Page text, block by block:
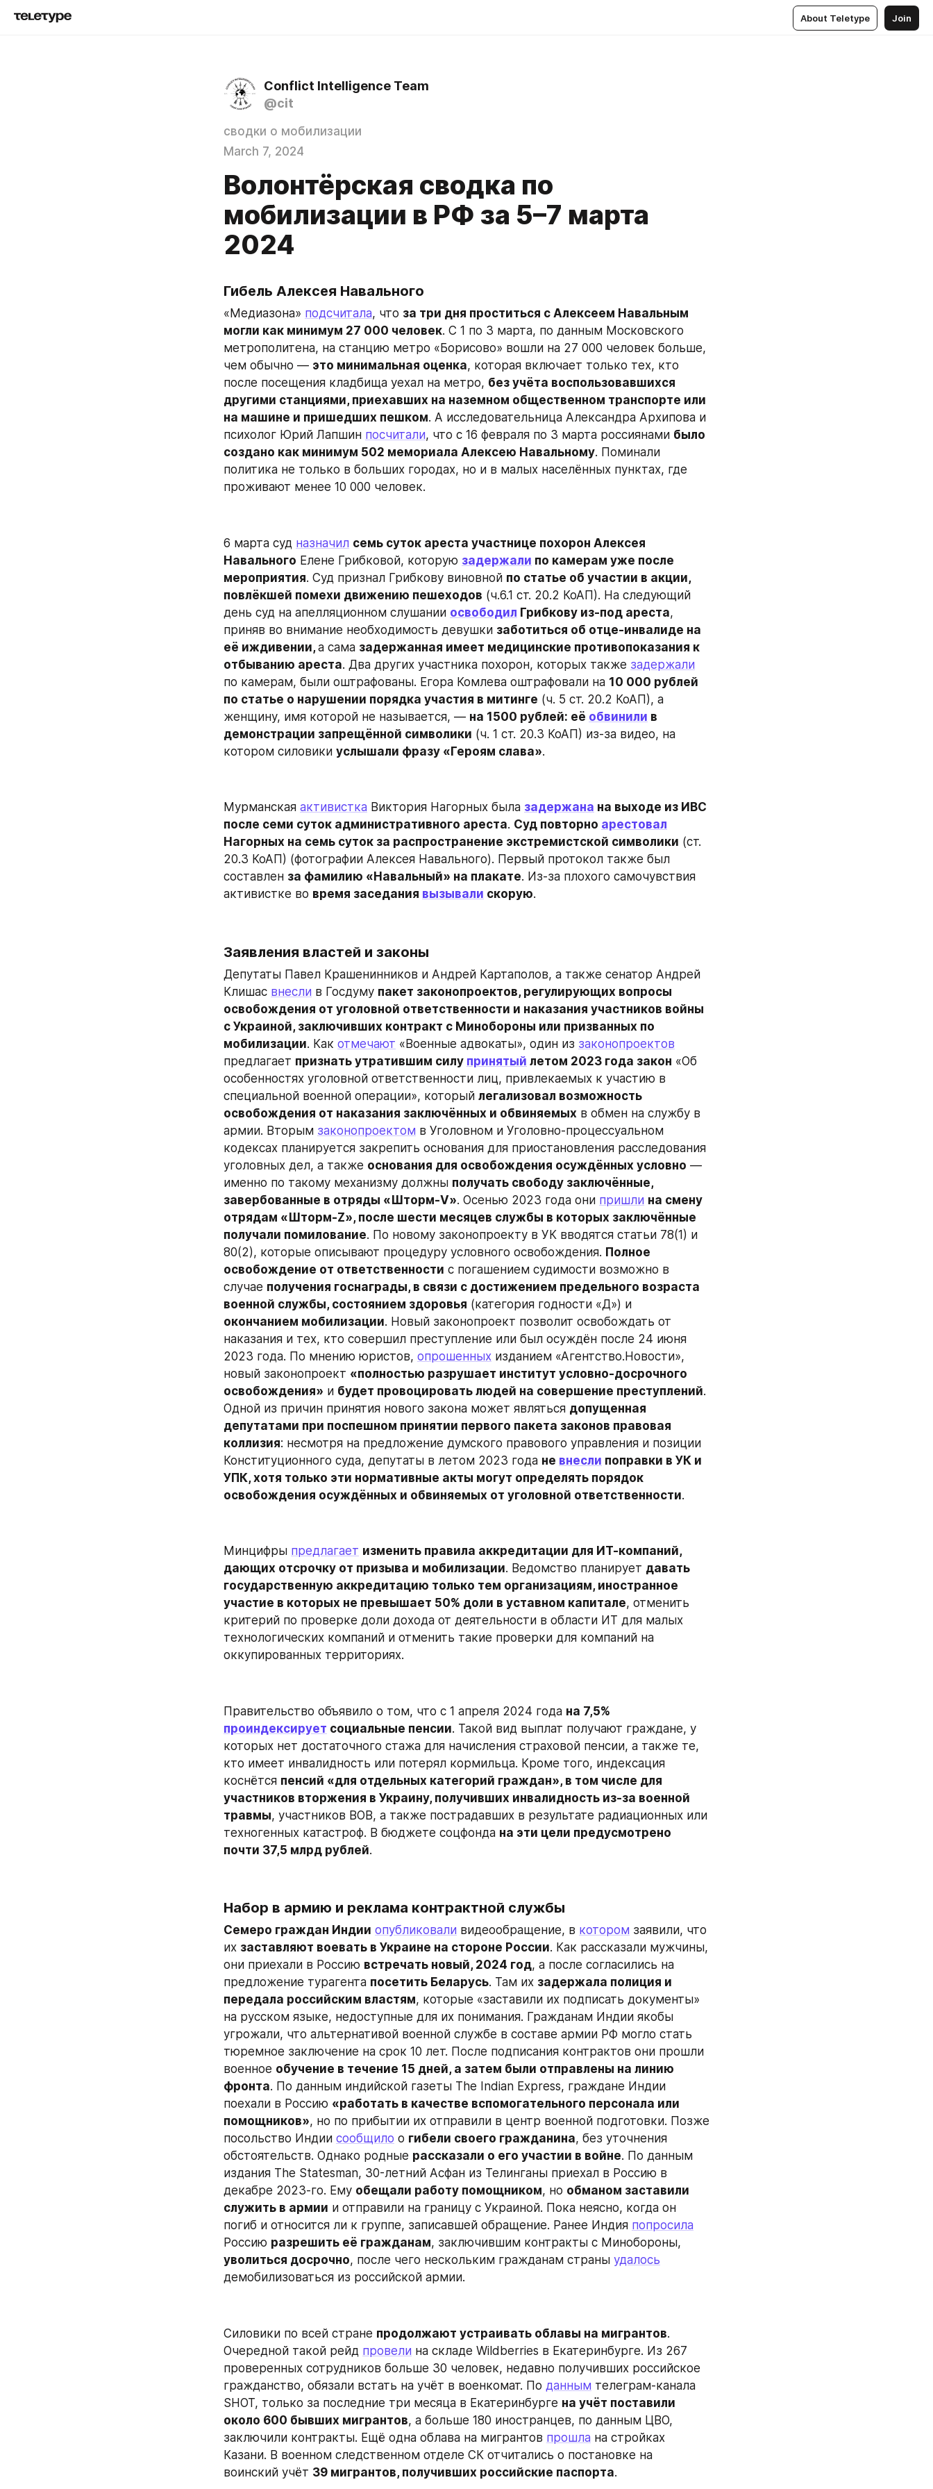
About Teletype Join
Conflict Intelligence Team
@cit
сводки о мобилизации
March 7, 2024
Волонтёрская сводка по
мобилизации в РФ за 5–7 марта
2024
Гибель Алексея Навального
«Медиазона» подсчитала, что за три дня проститься с Алексеем Навальным
могли как минимум 27 000 человек. С 1 по 3 марта, по данным Московского
метрополитена, на станцию метро «Борисово» вошли на 27 000 человек больше,
чем обычно — это минимальная оценка, которая включает только тех, кто
после посещения кладбища уехал на метро, без учёта воспользовавшихся
другими станциями, приехавших на наземном общественном транспорте или
на машине и пришедших пешком. А исследовательница Александра Архипова и
психолог Юрий Лапшин посчитали, что с 16 февраля по 3 марта россиянами было
создано как минимум 502 мемориала Алексею Навальному. Поминали
политика не только в больших городах, но и в малых населённых пунктах, где
проживают менее 10 000 человек.
6 марта суд назначил семь суток ареста участнице похорон Алексея
Навального Елене Грибковой, которую задержали по камерам уже после
мероприятия. Суд признал Грибкову виновной по статье об участии в акции,
повлёкшей помехи движению пешеходов (ч.6.1 ст. 20.2 КоАП). На следующий
день суд на апелляционном слушании освободил Грибкову из-под ареста,
приняв во внимание необходимость девушки заботиться об отце-инвалиде на
её иждивении, а сама задержанная имеет медицинские противопоказания к
отбыванию ареста. Два других участника похорон, которых также задержали
по камерам, были оштрафованы. Егора Комлева оштрафовали на 10 000 рублей
по статье о нарушении порядка участия в митинге (ч. 5 ст. 20.2 КоАП), а
женщину, имя которой не называется, — на 1500 рублей: её обвинили в
демонстрации запрещённой символики (ч. 1 ст. 20.3 КоАП) из-за видео, на
котором силовики услышали фразу «Героям слава».
Мурманская активистка Виктория Нагорных была задержана на выходе из ИВС
после семи суток административного ареста. Суд повторно арестовал
Нагорных на семь суток за распространение экстремистской символики (ст.
20.3 КоАП) (фотографии Алексея Навального). Первый протокол также был
составлен за фамилию «Навальный» на плакате. Из-за плохого самочувствия
активистке во время заседания вызывали скорую.
Заявления властей и законы
Депутаты Павел Крашенинников и Андрей Картаполов, а также сенатор Андрей
Клишас внесли в Госдуму пакет законопроектов, регулирующих вопросы
освобождения от уголовной ответственности и наказания участников войны
с Украиной, заключивших контракт с Минобороны или призванных по
мобилизации. Как отмечают «Военные адвокаты», один из законопроектов
предлагает признать утратившим силу принятый летом 2023 года закон «Об
особенностях уголовной ответственности лиц, привлекаемых к участию в
специальной военной операции», который легализовал возможность
освобождения от наказания заключённых и обвиняемых в обмен на службу в
армии. Вторым законопроектом в Уголовном и Уголовно-процессуальном
кодексах планируется закрепить основания для приостановления расследования
уголовных дел, а также основания для освобождения осуждённых условно —
именно по такому механизму должны получать свободу заключённые,
завербованные в отряды «Шторм-V». Осенью 2023 года они пришли на смену
отрядам «Шторм-Z», после шести месяцев службы в которых заключённые
получали помилование. По новому законопроекту в УК вводятся статьи 78(1) и
80(2), которые описывают процедуру условного освобождения. Полное
освобождение от ответственности с погашением судимости возможно в
случае получения госнаграды, в связи с достижением предельного возраста
военной службы, состоянием здоровья
окончанием мобилизации. Новый законопроект позволит освобождать от
наказания и тех, кто совершил преступление или был осуждён после 24 июня
2023 года. По мнению юристов, опрошенных изданием «Агентство.Новости»,
новый законопроект «полностью разрушает институт условно-досрочного
освобождения» и будет провоцировать людей на совершение преступлений.
Одной из причин принятия нового закона может являться допущенная
депутатами при поспешном принятии первого пакета законов правовая
коллизия: несмотря на предложение думского правового управления и позиции
Конституционного суда, депутаты в летом 2023 года не внесли поправки в УК и
УПК, хотя только эти нормативные акты могут определять порядок
освобождения осуждённых и обвиняемых от уголовной ответственности.
Минцифры предлагает изменить правила аккредитации для ИТ-компаний,
дающих отсрочку от призыва и мобилизации. Ведомство планирует давать
государственную аккредитацию только тем организациям, иностранное
участие в которых не превышает 50% доли в уставном капитале, отменить
критерий по проверке доли дохода от деятельности в области ИТ для малых
технологических компаний и отменить такие проверки для компаний на
оккупированных территориях.
Правительство объявило о том, что с 1 апреля 2024 года
проиндексирует социальные пенсии. Такой вид выплат получают граждане, у
которых нет достаточного стажа для начисления страховой пенсии, а также те,
кто имеет инвалидность или потерял кормильца. Кроме того, индексация
коснётся пенсий «для отдельных категорий граждан», в том числе для
участников вторжения в Украину, получивших инвалидность из-за военной
травмы, участников ВОВ, а также пострадавших в результате радиационных или
техногенных катастроф. В бюджете соцфонда на эти цели предусмотрено
почти 37,5 млрд рублей.
Набор в армию и реклама контрактной службы
Семеро граждан Индии опубликовали видеообращение, в котором заявили, что
их заставляют воевать в Украине на стороне России. Как рассказали мужчины,
они приехали в Россию встречать новый, 2024 год, а после согласились на
предложение турагента посетить Беларусь. Там их задержала полиция и
передала российским властям, которые «заставили их подписать документы»
на русском языке, недоступные для их понимания. Гражданам Индии якобы
угрожали, что альтернативой военной службе в составе армии РФ могло стать
тюремное заключение на срок 10 лет. После подписания контрактов они прошли
военное обучение в течение 15 дней, а затем были отправлены на линию
фронта. По данным индийской газеты The Indian Express, граждане Индии
поехали в Россию «работать в качестве вспомогательного персонала или
помощников», но по прибытии их отправили в центр военной подготовки. Позже
посольство Индии сообщило о гибели своего гражданина, без уточнения
обстоятельств. Однако родные рассказали о его участии в войне. По данным
издания The Statesman, 30-летний Асфан из Телинганы приехал в Россию в
декабре 2023-го. Ему обещали работу помощником, но обманом заставили
служить в армии и отправили на границу с Украиной. Пока неясно, когда он
погиб и относится ли к группе, записавшей обращение. Ранее Индия попросила
Россию разрешить её гражданам
уволиться досрочно, после чего нескольким гражданам страны удалось
демобилизоваться из российской армии.
Силовики по всей стране продолжают устраивать облавы на мигрантов.
Очередной такой рейд провели на складе Wildberries в Екатеринбурге. Из 267
проверенных сотрудников больше 30 человек, недавно получивших российское
гражданство, обязали встать на учёт в военкомат. По данным телеграм-канала
SHOT, только за последние три месяца в Екатеринбурге на учёт поставили
около 600 бывших мигрантов, а больше 180 иностранцев, по данным ЦВО,
заключили контракты. Ещё одна облава на мигрантов прошла на стройках
Казани. В военном следственном отделе СК отчитались о постановке на
воинский учёт 39 мигрантов, получивших российские паспорта.